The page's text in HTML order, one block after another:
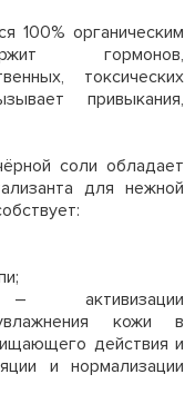
100% органическим
гормонов,
токсических
привыкания,
соли обладает
для нежной
– активизации
кожи в
действия и
и нормализации